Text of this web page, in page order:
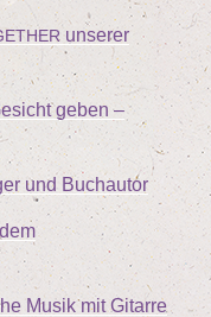
unse­rer
geben –
und Buchautor
Musik mit Gitar­re